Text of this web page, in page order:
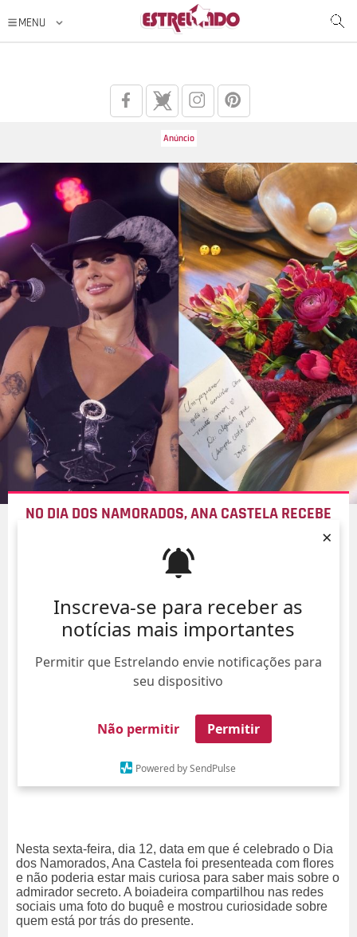
Inscreva-se para receber as
notícias mais importantes
Permitir que Estrelando envie notificações para
seu dispositivo
Não permitir Permitir
Powered by SendPulse
×
NO DIA DOS NAMORADOS, ANA CASTELA RECEBE
- VOU LIGAR LÁ
NA FLORICULTURA
07/Ago/
Nesta sexta-feira, dia 12, data em que é celebrado o Dia
dos Namorados, Ana Castela foi presenteada com flores
e não poderia estar mais curiosa para saber mais sobre o
admirador secreto. A boiadeira compartilhou nas redes
sociais uma foto do buquê e mostrou curiosidade sobre
quem está por trás do presente.